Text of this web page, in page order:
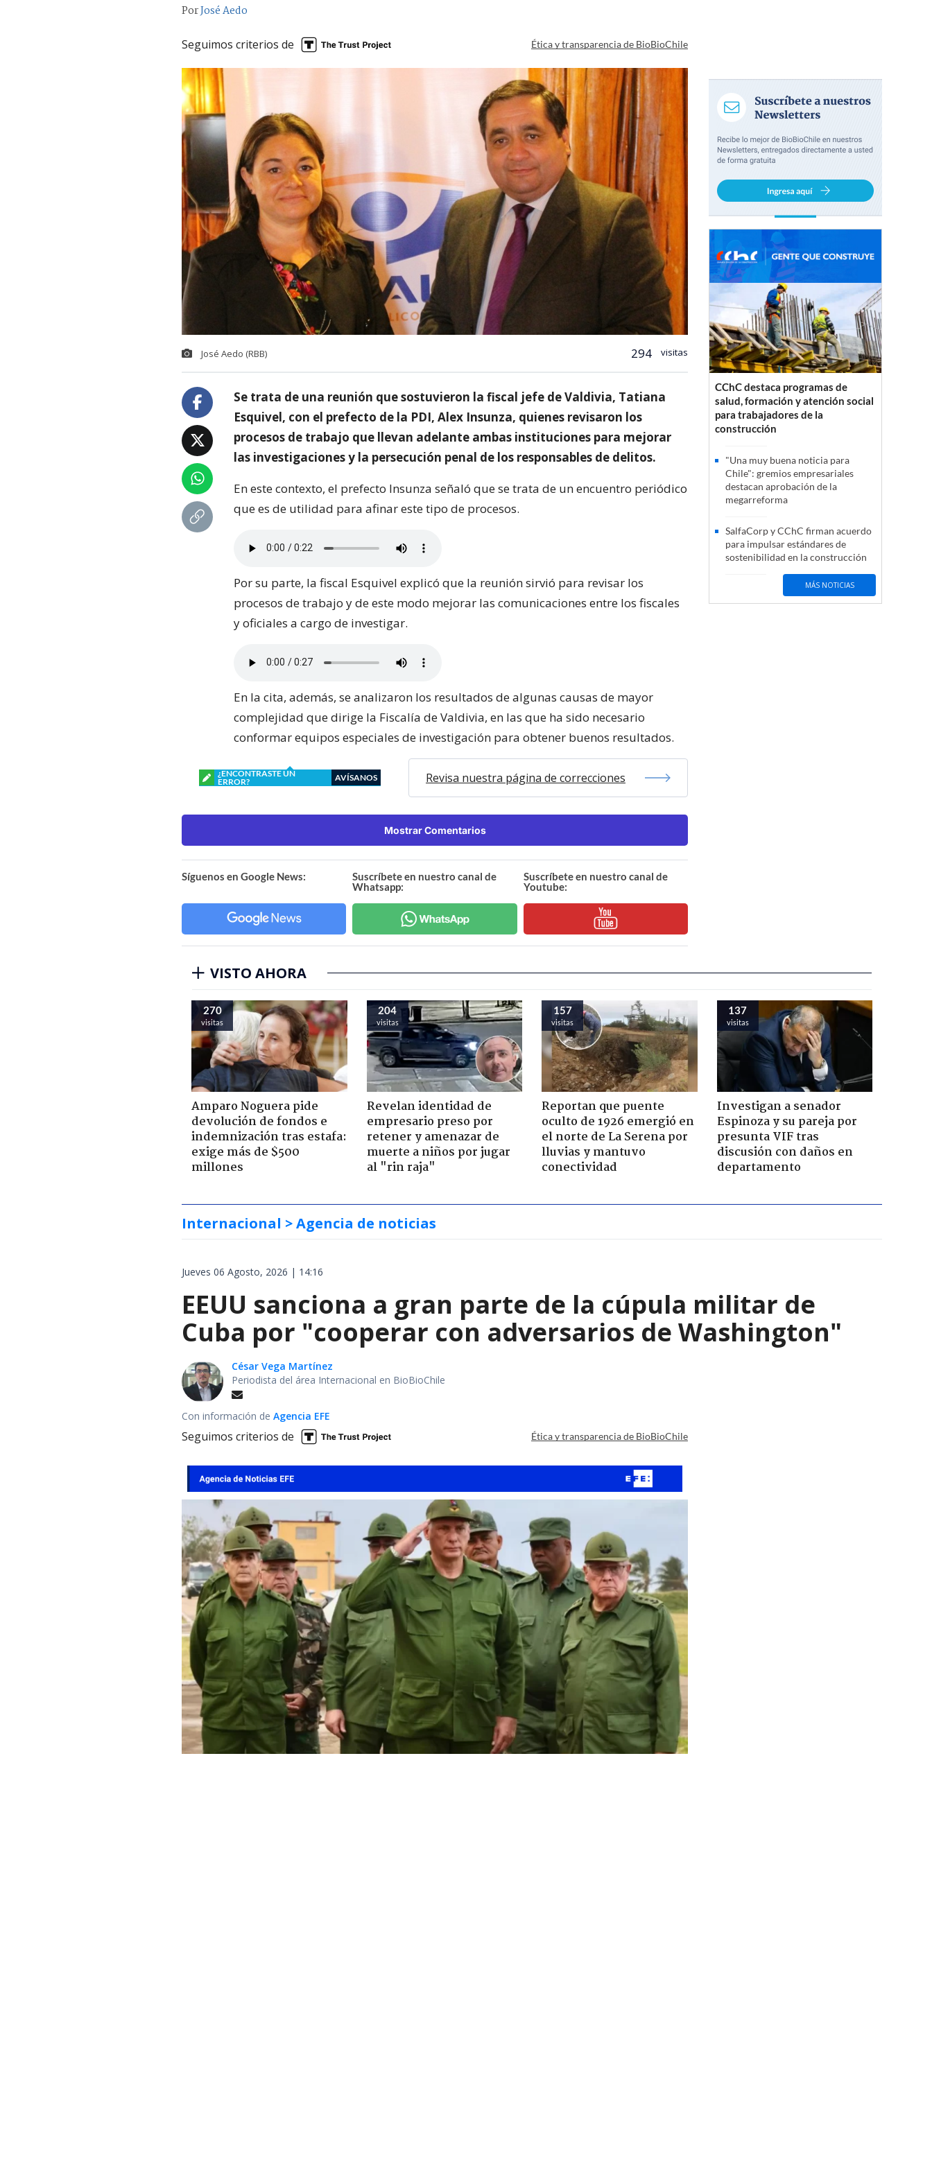
PorJosé Aedo
Seguimos criterios de Ética y transparencia de BioBioChile
José Aedo (RBB) 294 visitas
Se trata de una reunión que sostuvieron la fiscal jefe de Valdivia, Tatiana
Esquivel, con el prefecto de la PDI, Alex Insunza, quienes revisaron los
procesos de trabajo que llevan adelante ambas instituciones para mejorar
las investigaciones y la persecución penal de los responsables de delitos.
En este contexto, el prefecto Insunza señaló que se trata de un encuentro periódico
que es de utilidad para afinar este tipo de procesos.
Por su parte, la fiscal Esquivel explicó que la reunión sirvió para revisar los
procesos de trabajo y de este modo mejorar las comunicaciones entre los fiscales
y oficiales a cargo de investigar.
En la cita, además, se analizaron los resultados de algunas causas de mayor
complejidad que dirige la Fiscalía de Valdivia, en las que ha sido necesario
conformar equipos especiales de investigación para obtener buenos resultados.
¿ENCONTRASTE UN
ERROR?
AVÍSANOS Revisa nuestra página de correcciones
Mostrar Comentarios
Síguenos en Google News:
Suscríbete en nuestro canal de
Whatsapp:
Suscríbete en nuestro canal de
Youtube:
CChC destaca programas de
salud, formación y atención social
para trabajadores de la
construcción
"Una muy buena noticia para
Chile": gremios empresariales
destacan aprobación de la
megarreforma
SalfaCorp y CChC firman acuerdo
para impulsar estándares de
sostenibilidad en la construcción
MÁS NOTICIAS
VISTO AHORA
270
visitas
Amparo Noguera pide
devolución de fondos e
indemnización tras estafa:
exige más de $500
millones
204
visitas
Revelan identidad de
empresario preso por
retener y amenazar de
muerte a niños por jugar
al "rin raja"
157
visitas
Reportan que puente
oculto de 1926 emergió en
el norte de La Serena por
lluvias y mantuvo
conectividad
137
visitas
Investigan a senador
Espinoza y su pareja por
presunta VIF tras
discusión con daños en
departamento
Internacional > Agencia de noticias
Jueves 06 Agosto, 2026 | 14:16
EEUU sanciona a gran parte de la cúpula militar de
Cuba por "cooperar con adversarios de Washington"
César Vega Martínez
Periodista del área Internacional en BioBioChile
Con información de Agencia EFE
Seguimos criterios de Ética y transparencia de BioBioChile